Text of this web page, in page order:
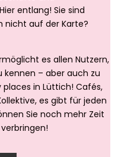
entlang! Sie sind
nicht auf der Karte?
es allen Nutzern,
kennen – aber auch zu
in Lüttich! Cafés,
es gibt für jeden
Sie noch mehr Zeit